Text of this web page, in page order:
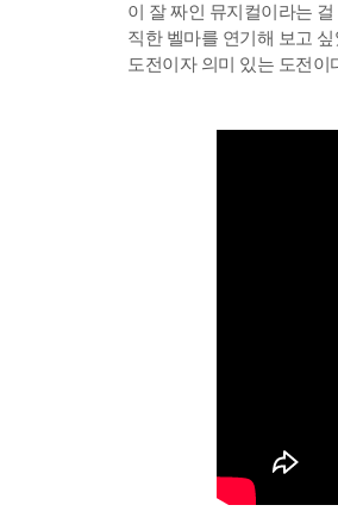
이 잘 짜인 뮤지컬이라는
직한 벨마를 연기해 보고
도전이자 의미 있는 도전이